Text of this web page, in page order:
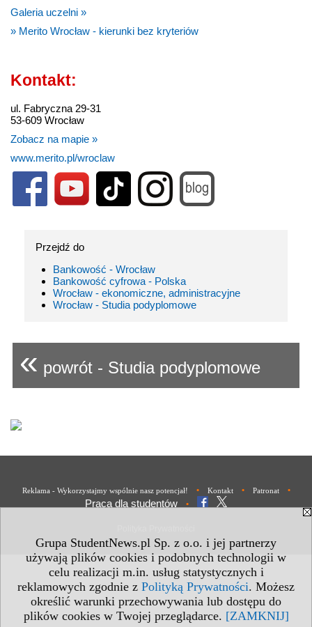
Grupa StudentNews.pl Sp. z o.o. i jej partnerzy
używają plików cookies i podobnych technologii w
celu realizacji m.in. usług statystycznych i
reklamowych zgodnie z Polityką Prywatności. Możesz
określić warunki przechowywania lub dostępu do
plików cookies w Twojej przeglądarce. [ZAMKNIJ]
Galeria uczelni »
» Merito Wrocław - kierunki bez kryteriów
Kontakt:
ul. Fabryczna 29-31
53-609 Wrocław
Zobacz na mapie »
www.merito.pl/wroclaw
Przejdź do
Bankowość - Wrocław
Bankowość cyfrowa - Polska
Wrocław - ekonomiczne, administracyjne
Wrocław - Studia podyplomowe
« powrót - Studia podyplomowe
Reklama - Wykorzystajmy wspólnie nasz potencjał! • Kontakt • Patronat •
Praca dla studentów •